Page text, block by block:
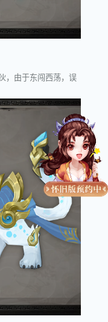
，由于东闯西荡，误